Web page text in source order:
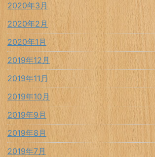
2020年3月
2020年2月
2020年1月
2019年12月
2019年11月
2019年10月
2019年9月
2019年8月
2019年7月